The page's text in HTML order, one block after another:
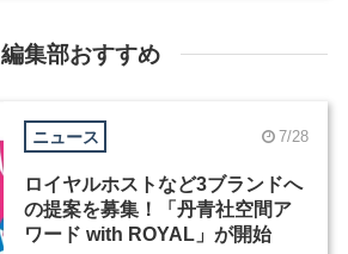
編集部おすすめ
ニュース 7/28
ロイヤルホストなど3ブランドへ
の提案を募集！「丹青社空間ア
ワード with ROYAL」が開始